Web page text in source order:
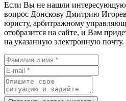
Если Вы не нашли интересующую
вопрос Донскову Дмитрию
юристу, арбитражному
отобразится на сайте, и Вам
на указанную электронную почту.